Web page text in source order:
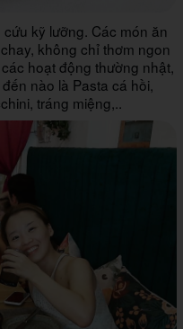
kỹ lưỡng. Các món ăn
không chỉ thơm ngon
hoạt động thường nhật,
nào là Pasta cá hồi,
tráng miệng,..